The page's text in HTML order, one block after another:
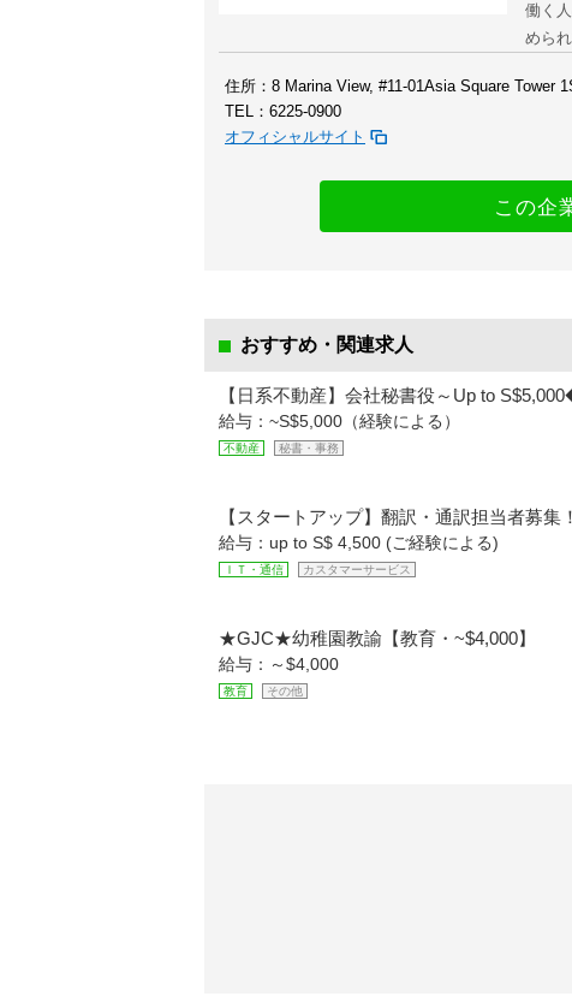
働く
めら
住所：8 Marina View, #11-01Asia Square Tower
TEL：6225-0900
オフィシャルサイト
この企
おすすめ・関連求人
【日系不動産】会社秘書役～Up to
給与：~S$5,000（経験による）
不動産 秘書・事務
【スタートアップ】翻訳・通訳担当者募
給与：up to S$ 4,500 (ご経験による)
ＩＴ・通信 カスタマーサービス
★GJC★幼稚園教諭【教育・~$4,000】
給与：～$4,000
教育 その他